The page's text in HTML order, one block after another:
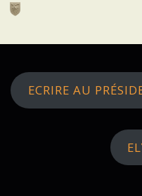
Skip
ECRIRE AU